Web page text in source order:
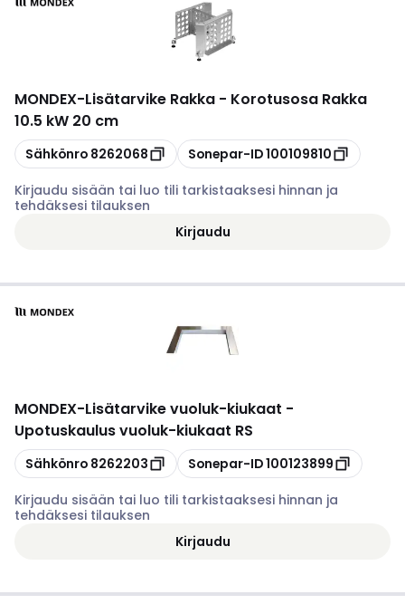
MONDEX-Lisätarvike Rakka - Korotusosa Rakka
10.5 kW 20 cm
Kopioi
Sähkönro 8262068 Kopioi
Sonepar-ID100109810
Kirjaudu sisään tai luo tili tarkistaaksesi hinnan ja
tehdäksesi tilauksen
Kirjaudu
MONDEX-Lisätarvike vuoluk-kiukaat -
Upotuskaulus vuoluk-kiukaat RS
Kopioi
Sähkönro 8262203 Kopioi
Sonepar-ID100123899
Kirjaudu sisään tai luo tili tarkistaaksesi hinnan ja
tehdäksesi tilauksen
Kirjaudu